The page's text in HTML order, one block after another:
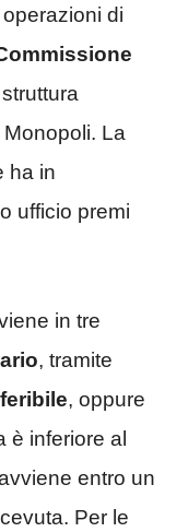
di
La
ha in
ufficio premi
in tre
, tramite
, oppure
è inferiore al
entro un
Per le